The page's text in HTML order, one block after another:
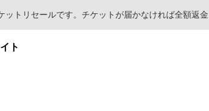
トリセールです。チケットが届かなければ全額返
ト